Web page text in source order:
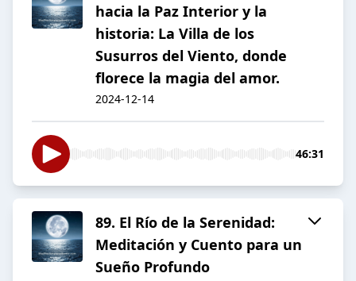
hacia la Paz Interior y la
historia: La Villa de los
Susurros del Viento, donde
florece la magia del amor.
2024-12-14
46:31
89. El Río de la Serenidad:
Meditación y Cuento para un
Sueño Profundo